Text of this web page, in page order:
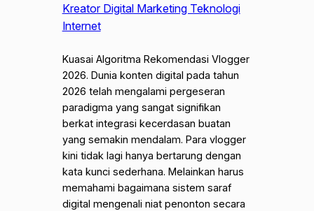
Kreator Digital Marketing Teknologi
Internet
Kuasai Algoritma Rekomendasi Vlogger
2026. Dunia konten digital pada tahun
2026 telah mengalami pergeseran
paradigma yang sangat signifikan
berkat integrasi kecerdasan buatan
yang semakin mendalam. Para vlogger
kini tidak lagi hanya bertarung dengan
kata kunci sederhana. Melainkan harus
memahami bagaimana sistem saraf
digital mengenali niat penonton secara